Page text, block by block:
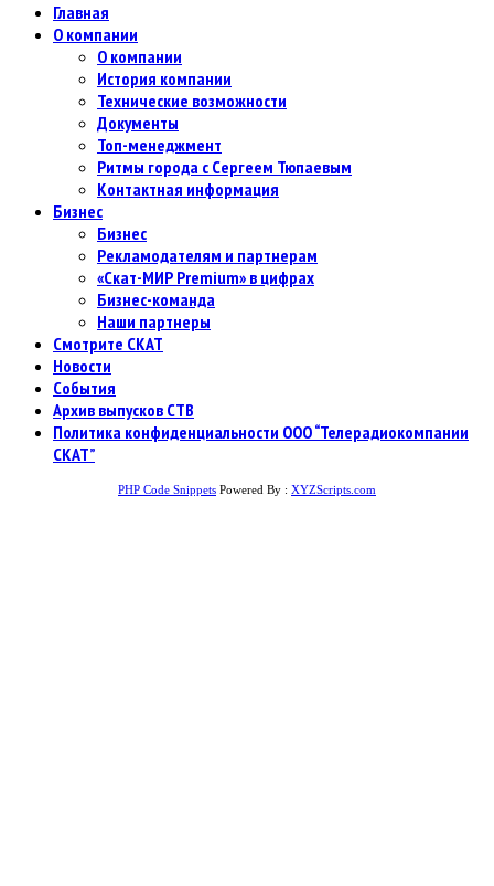
Главная
О компании
О компании
История компании
Технические возможности
Документы
Топ-менеджмент
Ритмы города с Сергеем Тюпаевым
Контактная информация
Бизнес
Бизнес
Рекламодателям и партнерам
«Скат-МИР Premium» в цифрах
Бизнес-команда
Наши партнеры
Смотрите СКАТ
Новости
События
Архив выпусков СТВ
Политика конфиденциальности ООО “Телерадиокомпании
СКАТ”
PHP Code Snippets Powered By : XYZScripts.com